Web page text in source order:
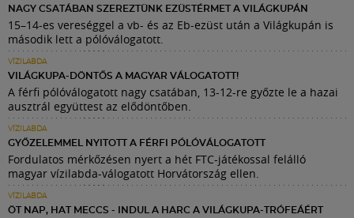
NAGY CSATÁBAN SZEREZTÜNK EZÜSTÉRMET A VILÁGKUPÁN
15–14-es vereséggel a vb- és az Eb-ezüst után a Világkupán is
második lett a pólóválogatott.
VÍZILABDA
VILÁGKUPA-DÖNTŐS A MAGYAR VÁLOGATOTT!
A férfi pólóválogatott nagy csatában, 13-12-re győzte le a hazai
ausztrál együttest az elődöntőben.
VÍZILABDA
GYŐZELEMMEL NYITOTT A FÉRFI PÓLÓVÁLOGATOTT
Fordulatos mérkőzésen nyert a hét FTC-játékossal felálló
magyar vízilabda-válogatott Horvátország ellen.
VÍZILABDA
ÖT NAP, HAT MECCS - INDUL A HARC A VILÁGKUPA-TRÓFEÁÉRT